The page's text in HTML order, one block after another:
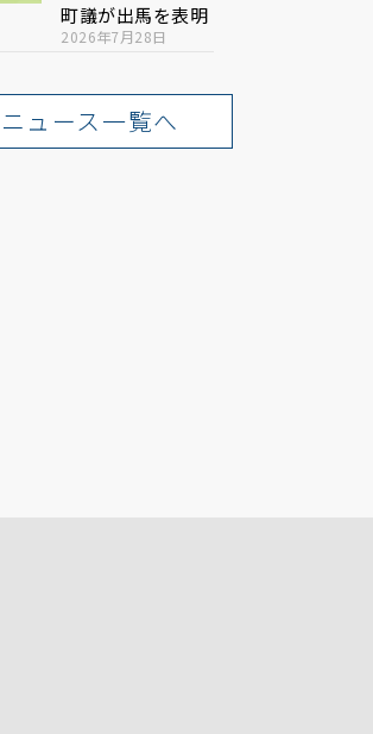
町議が出馬を表明
2026年7月28日
ニュース一覧へ